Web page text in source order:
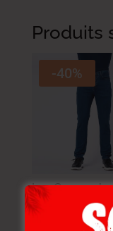
Produits
-40%
Lee Cooper
Flamig-02
Homme Cs